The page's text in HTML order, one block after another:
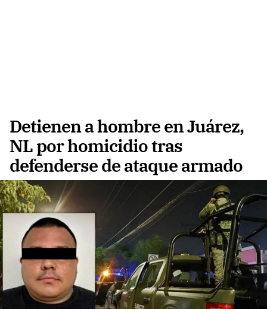
Detienen a hombre en Juárez,
NL por homicidio tras
defenderse de ataque armado